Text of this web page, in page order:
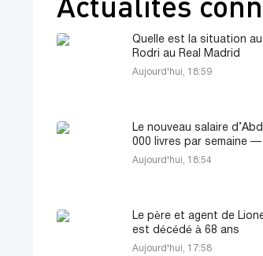
Quelle est la situation
Rodri au Real Madrid
Aujourd'hui, 18:59
Le nouveau salaire
000 livres par semaine
Aujourd'hui, 18:54
Le père et agent de
est décédé à 68 ans
Aujourd'hui, 17:58